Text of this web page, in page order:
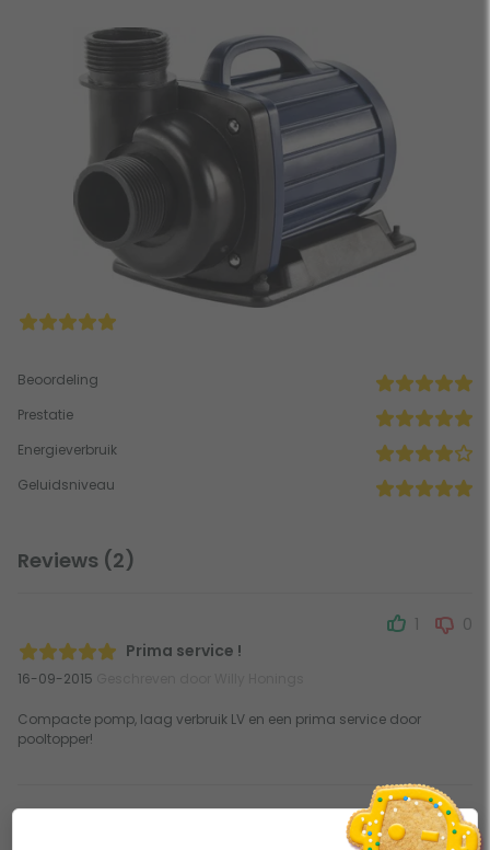
Beoordeling
Prestatie
Energieverbruik
Geluidsniveau
Reviews (2)
Prima service !
16-09-2015
1 0
Compacte pomp, laag verbruik LV en een prima service door
pooltopper!
0 0